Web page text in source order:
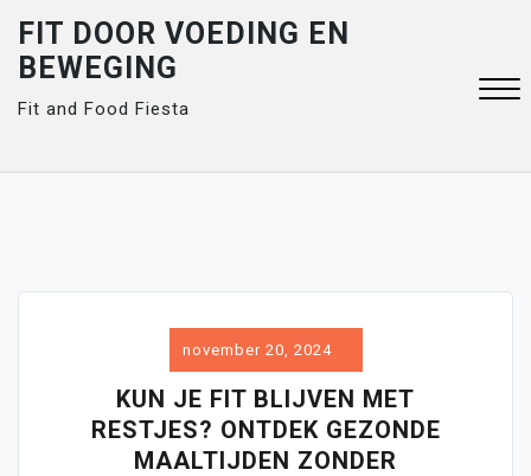
content
FIT DOOR VOEDING EN
BEWEGING
Fit and Food Fiesta
november 20, 2024
KUN JE FIT BLIJVEN MET
RESTJES? ONTDEK GEZONDE
MAALTIJDEN ZONDER